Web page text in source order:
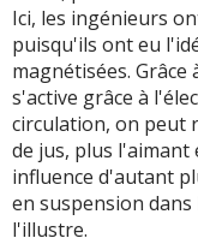
Ici, les ingénieurs
puisqu'ils ont eu
magnétisées.
s'active grâce à
circulation, on peut
de jus, plus l'aimant
influence d'autant
en suspension dans
l'illustre.